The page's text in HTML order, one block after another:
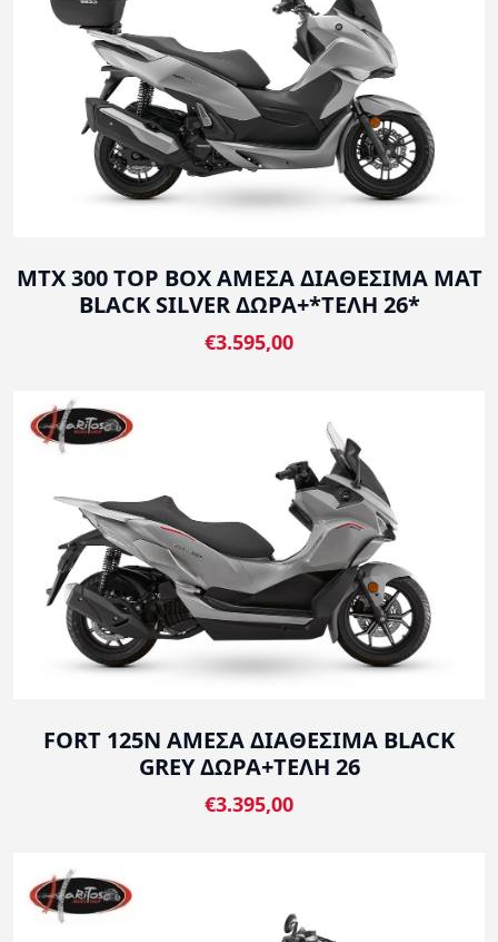
MTX 300 TOP BOX ΑΜΕΣΑ ΔΙΑΘΕΣΙΜΑ MAT
BLACK SILVER ΔΩΡΑ+*ΤΕΛΗ 26*
€3.595,00
FORT 125N ΑΜΕΣΑ ΔΙΑΘΕΣΙΜΑ BLACK
GREY ΔΩΡΑ+ΤΕΛΗ 26
€3.395,00